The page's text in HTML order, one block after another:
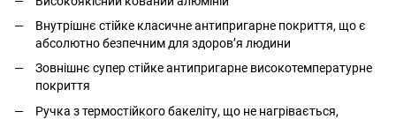
Внутрішнє стійке класичне антипригарне покриття, що є
абсолютно безпечним для здоров’я людини
Зовнішнє супер стійке антипригарне високотемпературне
покриття
Ручка з термостійкого бакеліту, що не нагрівається,